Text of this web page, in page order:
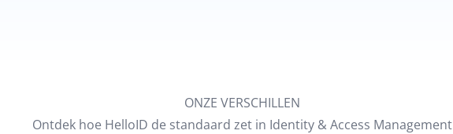
ONZE VERSCHILLEN
Ontdek hoe HelloID de standaard zet in Identity & Access Management